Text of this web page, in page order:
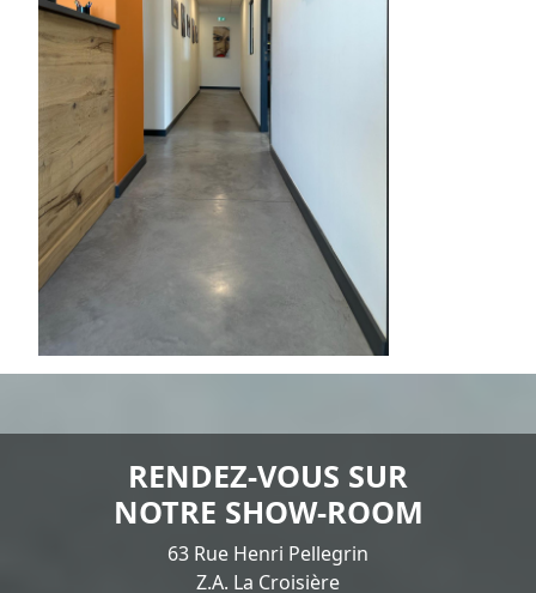
RENDEZ-VOUS SUR
NOTRE SHOW-ROOM
63 Rue Henri Pellegrin
Z.A. La Croisière